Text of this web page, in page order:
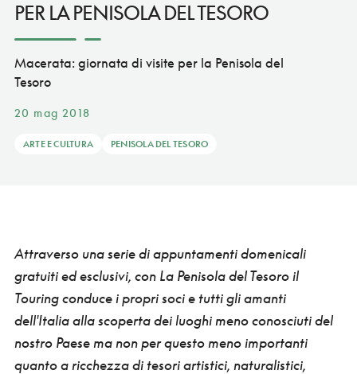
PER LA PENISOLA DEL TESORO
Macerata: giornata di visite per la Penisola del
Tesoro
20 mag 2018
ARTE E CULTURA PENISOLA DEL TESORO
Attraverso una serie di appuntamenti domenicali
gratuiti ed esclusivi, con La Penisola del Tesoro il
Touringconduce i propri soci e tutti gli amanti
dell'Italia alla scoperta dei luoghi meno conosciuti del
nostro Paese ma non per questo meno importanti
quanto a ricchezza di tesori artistici, naturalistici,